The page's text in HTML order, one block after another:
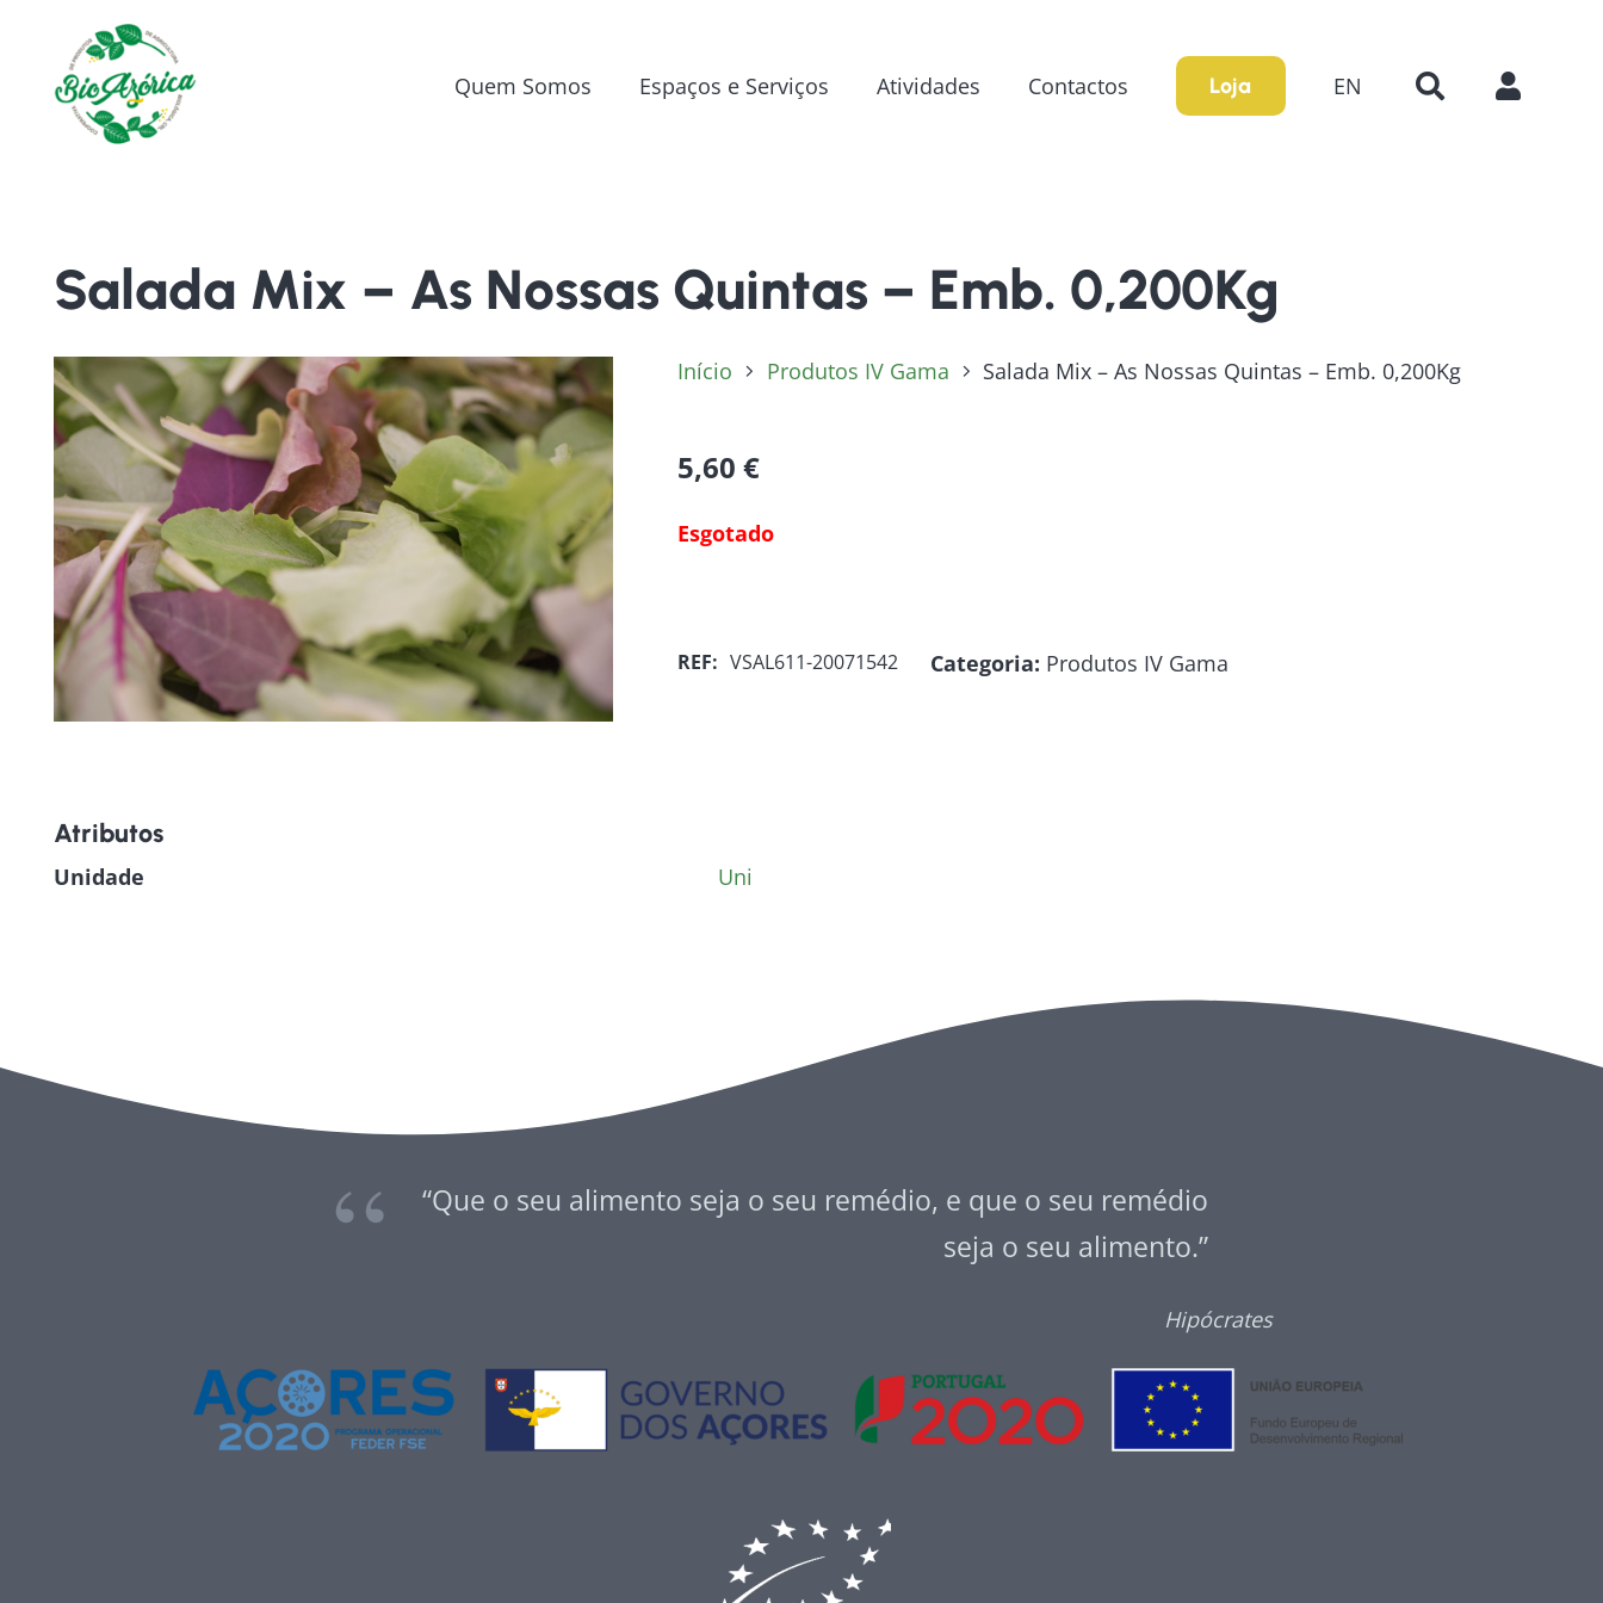
Quem Somos Espaços e Serviços Atividades Contactos Loja EN
Salada Mix – As Nossas Quintas – Emb. 0,200Kg
Início Produtos IV Gama Salada Mix – As Nossas Quintas – Emb. 0,200Kg
5,60€
Esgotado
REF: VSAL611-20071542 Categoria: Produtos IV Gama
Atributos
Unidade Uni
“Que o seu alimento seja o seu remédio, e que o seu remédio
seja o seu alimento.”
Hipócrates